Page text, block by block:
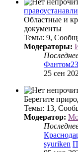
Областные и
документы
Темы: 9,
Модераторы:
Фантом23
25 сен
Берегите
Темы: 13,
Модератор:
syuriken